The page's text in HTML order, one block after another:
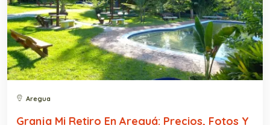
Aregua
Granja Mi Retiro En Areguá: Precios, Fotos Y